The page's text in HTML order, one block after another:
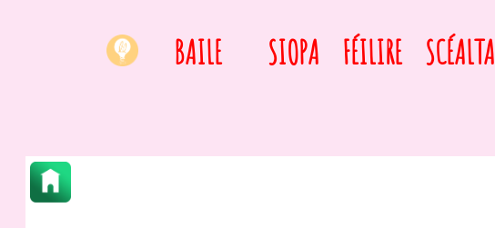
BAILE SIOPA FÉILIRE SCÉALTA